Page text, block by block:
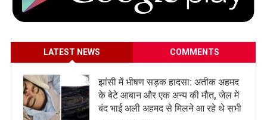
LATEST NEWS COMMENTS
झांसी में भीषण सड़क हादसा: अतीक अहमद
के बेटे आबान और एक अन्य की मौत, जेल में
बंद भाई अली अहमद से मिलने आ रहे थे सभी